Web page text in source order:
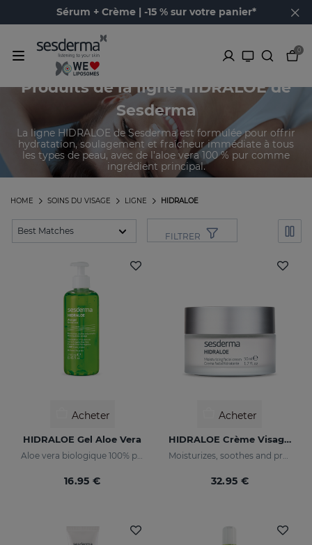
Sérum + Crème | -15 % sur votre panier*
0
Produits de la ligne HIDRALOE de
Sesderma
La ligne HIDRALOE de Sesderma est formulée pour offrir
hydratation, soulagement et fraîcheur immédiate à tous
les types de peau, avec de l’aloe vera 100 % pur comme
ingrédient principal.
HIDRALOE
LIGNE
SOINS DU VISAGE
HOME
FILTRER
Acheter
HIDRALOE Gel Aloe Vera
Aloe vera biologique 100% pur
16.95 €
Acheter
HIDRALOE Crème Visage Hydratante
Moisturizes, soothes and protects your skin
32.95 €